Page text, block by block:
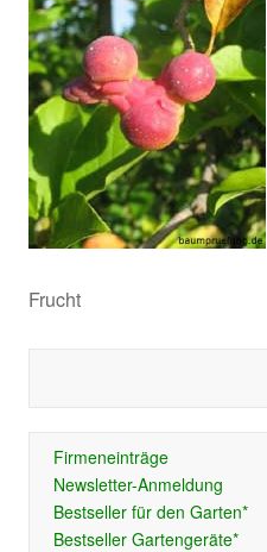
Frucht
Firmeneinträge
Newsletter-Anmeldung
Bestseller für den Garten*
Bestseller Gartengeräte*